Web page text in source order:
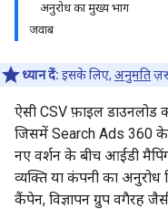
अनुरोध का मुख्य भाग
जवाब
ध्यान दें: इसके लिए, अनुमति
ऐसी CSV फ़ाइल डाउनलोड
जिसमें Search Ads 360
नए वर्शन के बीच आईडी
व्यक्ति या कंपनी का
कैंपेन, विज्ञापन ग्रुप वगैरह